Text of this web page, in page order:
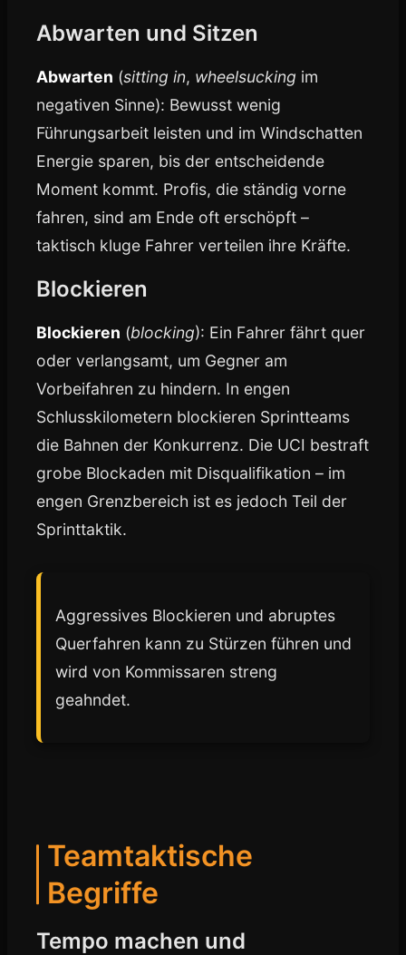
Abwarten und Sitzen
Abwarten (sitting in, wheelsucking im
negativen Sinne): Bewusst wenig
Führungsarbeit leisten und im Windschatten
Energie sparen, bis der entscheidende
Moment kommt. Profis, die ständig vorne
fahren, sind am Ende oft erschöpft –
taktisch kluge Fahrer verteilen ihre Kräfte.
Blockieren
Blockieren (blocking): Ein Fahrer fährt quer
oder verlangsamt, um Gegner am
Vorbeifahren zu hindern. In engen
Schlusskilometern blockieren Sprintteams
die Bahnen der Konkurrenz. Die UCI bestraft
grobe Blockaden mit Disqualifikation – im
engen Grenzbereich ist es jedoch Teil der
Sprinttaktik.
Aggressives Blockieren und abruptes
Querfahren kann zu Stürzen führen und
wird von Kommissaren streng
geahndet.
Teamtaktische
Begriffe
Tempo machen und